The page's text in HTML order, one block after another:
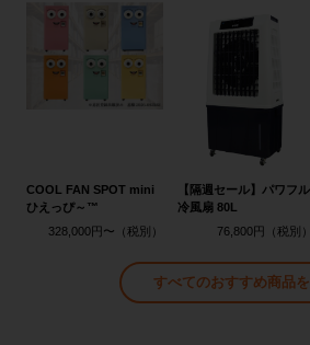
COOL FAN SPOT mini
ひえっぴ～™
328,000円〜
【隔週セール】パワフル
冷風扇 80L
76,800円
すべてのおすすめ商品